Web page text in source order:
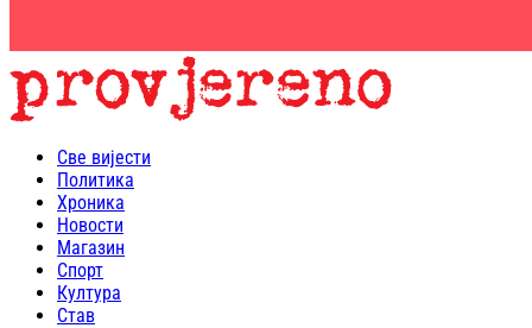
Све вијести
Политика
Хроника
Новости
Магазин
Спорт
Култура
Став